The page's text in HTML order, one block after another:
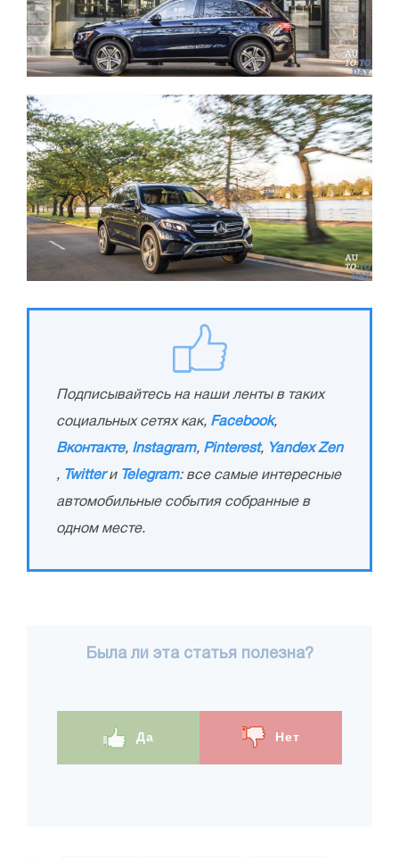
Подписывайтесь на наши ленты в таких
социальных сетях как, Facebook,
Вконтакте, Instagram, Pinterest, Yandex Zen
, Twitterи Telegram: все самые интересные
автомобильные события собранные в
одном месте.
Была ли эта статья полезна?
Да Нет